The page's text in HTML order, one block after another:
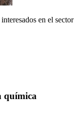
en el sector
química